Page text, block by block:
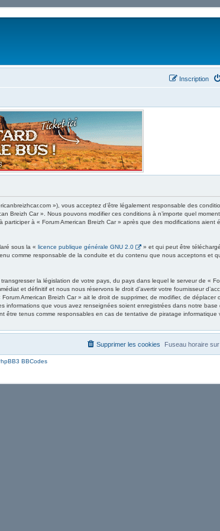
Inscription
»), vous acceptez d’être légalement responsable des
Breizh Car ». Nous pouvons modifier ces conditions à n’importe quel
à « Forum American Breizh Car » après que des modifications aient
sous la « licence publique générale GNU 2.0
» et qui peut être
comme responsable de la conduite et du contenu que nous acceptons et
la législation de votre pays, du pays dans lequel le serveur de «
et définitif et nous nous réservons le droit d’avertir votre fournisseur
American Breizh Car » ait le droit de supprimer, de modifier, de déplacer
informations que vous avez renseignées soient enregistrées dans notre base
être tenus comme responsables en cas de tentative de piratage informatique
Fuseau horaire sur
Supprimer les cookies
BBCodes